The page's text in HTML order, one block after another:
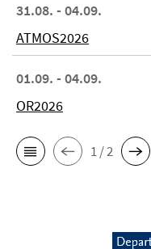
31.08. - 04.09.
ATMOS2026
01.09. - 04.09.
OR2026
1 / 2